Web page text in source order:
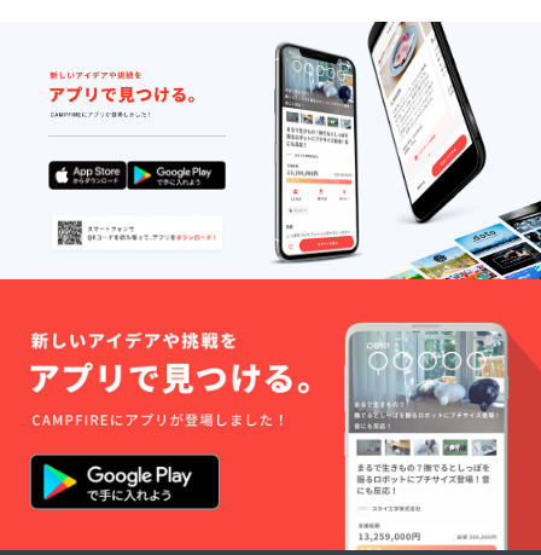
コパッ
ク ・保
湿
ウェッ
ト
ティッ
シュ
２８枚
入 【工
具】 ・
作業用
手袋
１組 ・
ハン
１個 ・
ポリ塩
化ビニ
ル粘着
テー
プ
0.2mm
×19mm
×10m
【乾電
単３形